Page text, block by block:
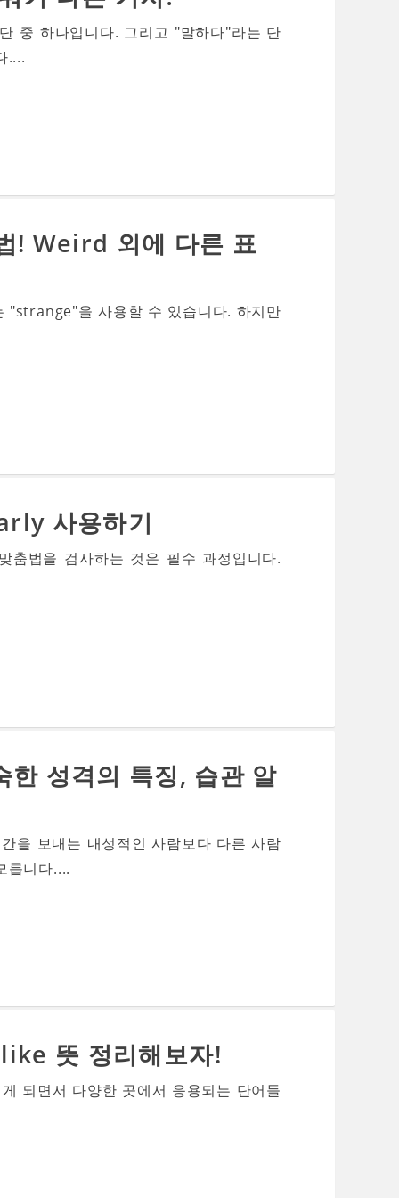
중 하나입니다. 그리고 "말하다"라는 단
....
! Weird 외에 다른 표
"strange"을 사용할 수 있습니다. 하지만
사용하기
춤법을 검사하는 것은 필수 과정입니다.
한 성격의 특징, 습관 알
을 보내는 내성적인 사람보다 다른 사람
릅니다....
뜻 정리해보자!
되면서 다양한 곳에서 응용되는 단어들